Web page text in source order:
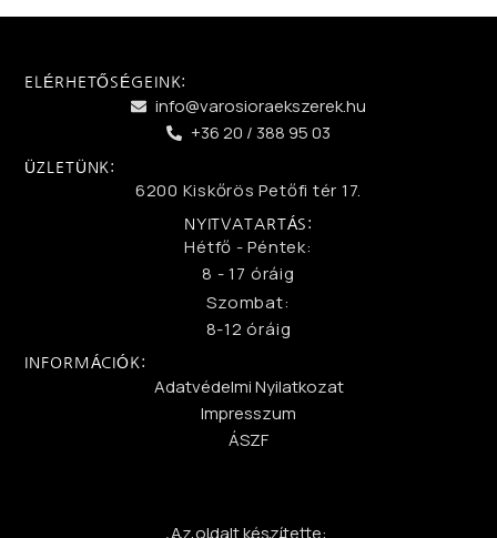
ELÉRHETŐSÉGEINK:
info@varosioraekszerek.hu
+36 20 / 388 95 03
ÜZLETÜNK:
6200 Kiskőrös Petőfi tér 17.
NYITVATARTÁS:
Hétfő - Péntek:
8 - 17 óráig
Szombat:
8-12 óráig
INFORMÁCIÓK:
Adatvédelmi Nyilatkozat
Impresszum
ÁSZF
Az oldalt készítette: